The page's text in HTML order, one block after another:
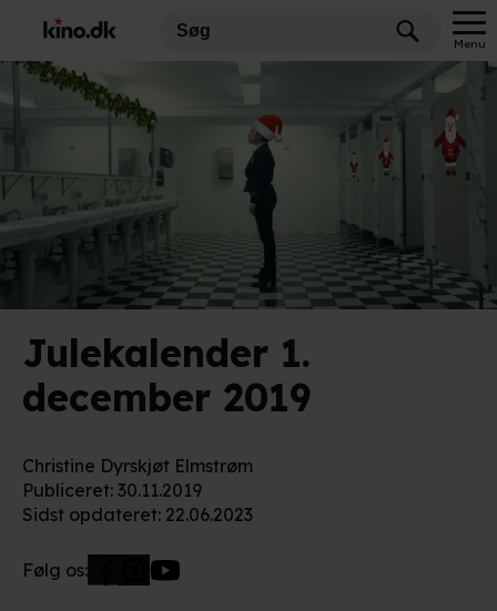
Menu
Julekalender 1.
december 2019
Christine Dyrskjøt Elmstrøm
Publiceret: 30.11.2019
Sidst opdateret: 22.06.2023
Følg os: